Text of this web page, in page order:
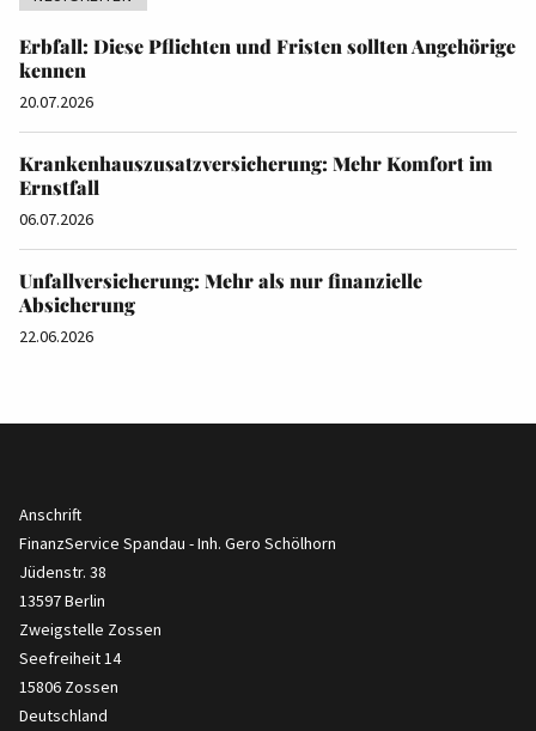
Erbfall: Diese Pflichten und Fristen sollten Angehörige
kennen
20.07.2026
Krankenhauszusatzversicherung: Mehr Komfort im
Ernstfall
06.07.2026
Unfallversicherung: Mehr als nur finanzielle
Absicherung
22.06.2026
Anschrift
FinanzService Spandau - Inh. Gero Schölhorn
Jüdenstr. 38
13597 Berlin
Zweigstelle Zossen
Seefreiheit 14
15806 Zossen
Deutschland